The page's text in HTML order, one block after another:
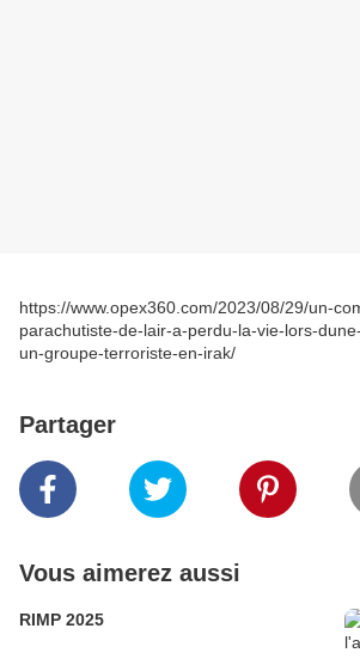
https://www.opex360.com/2023/08/29/un-
parachutiste-de-lair-a-perdu-la-vie-lors-
un-groupe-terroriste-en-irak/
Partager
Vous aimerez aussi
RIMP 2025